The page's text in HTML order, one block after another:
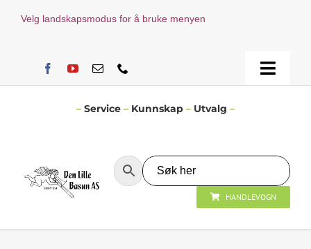
Velg landskapsmodus for å bruke menyen
Toggle
– Service – Kunnskap – Utvalg –
HANDLEVOGN